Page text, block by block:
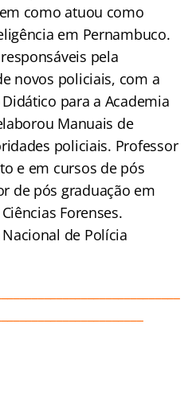
como atuou como
em Pernambuco.
pela
novos policiais, com a
para a Academia
Manuais de
policiais. Professor
e em cursos de pós
de pós graduação em
Forenses.
de Polícia